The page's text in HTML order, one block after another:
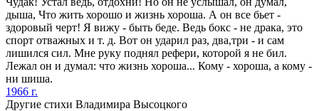
дыша, Что жить хорошо и жизнь хороша. А он все бьет -
здоровый черт! Я вижу - быть беде. Ведь бокс - не драка, это
спорт отважных и т. д. Вот он ударил раз, два,три - и сам
лишился сил. Мне руку поднял рефери, которой я не бил.
Лежал он и думал: что жизнь хороша... Кому - хороша, а кому -
ни шиша.
1966 г.
Другие стихи Владимира Высоцкого